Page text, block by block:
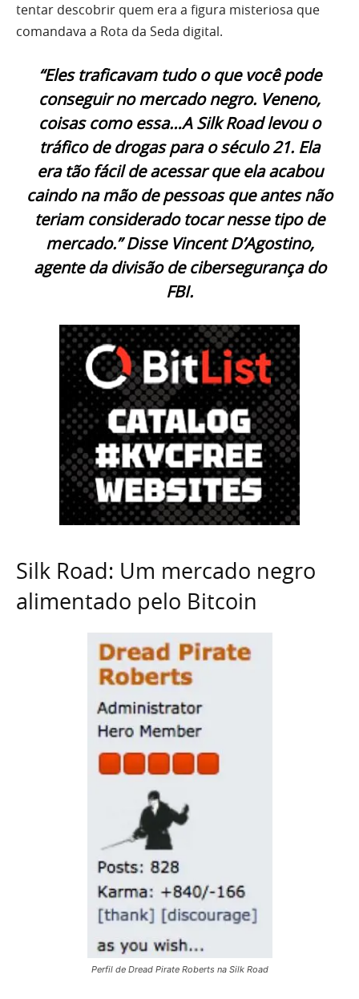
tentar descobrir quem era a figura misteriosa que
comandava a Rota da Seda digital.
“Eles traficavam tudo o que você pode
conseguir no mercado negro. Veneno,
coisas como essa…A Silk Road levou o
tráfico de drogas para o século 21. Ela
era tão fácil de acessar que ela acabou
caindo na mão de pessoas que antes não
teriam considerado tocar nesse tipo de
mercado.” Disse Vincent D’Agostino,
agente da divisão de cibersegurança do
FBI.
Silk Road: Um mercado negro
alimentado pelo Bitcoin
Perfil de Dread Pirate Roberts na Silk Road